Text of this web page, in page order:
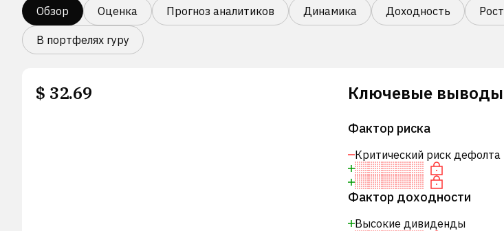
Обзор Оценка Прогноз аналитиков Динамика Доходность Рост
В портфелях гуру
$ 32.69 Ключевые выводы
Фактор риска
Критический риск дефолта
Фактор доходности
Высокие дивиденды